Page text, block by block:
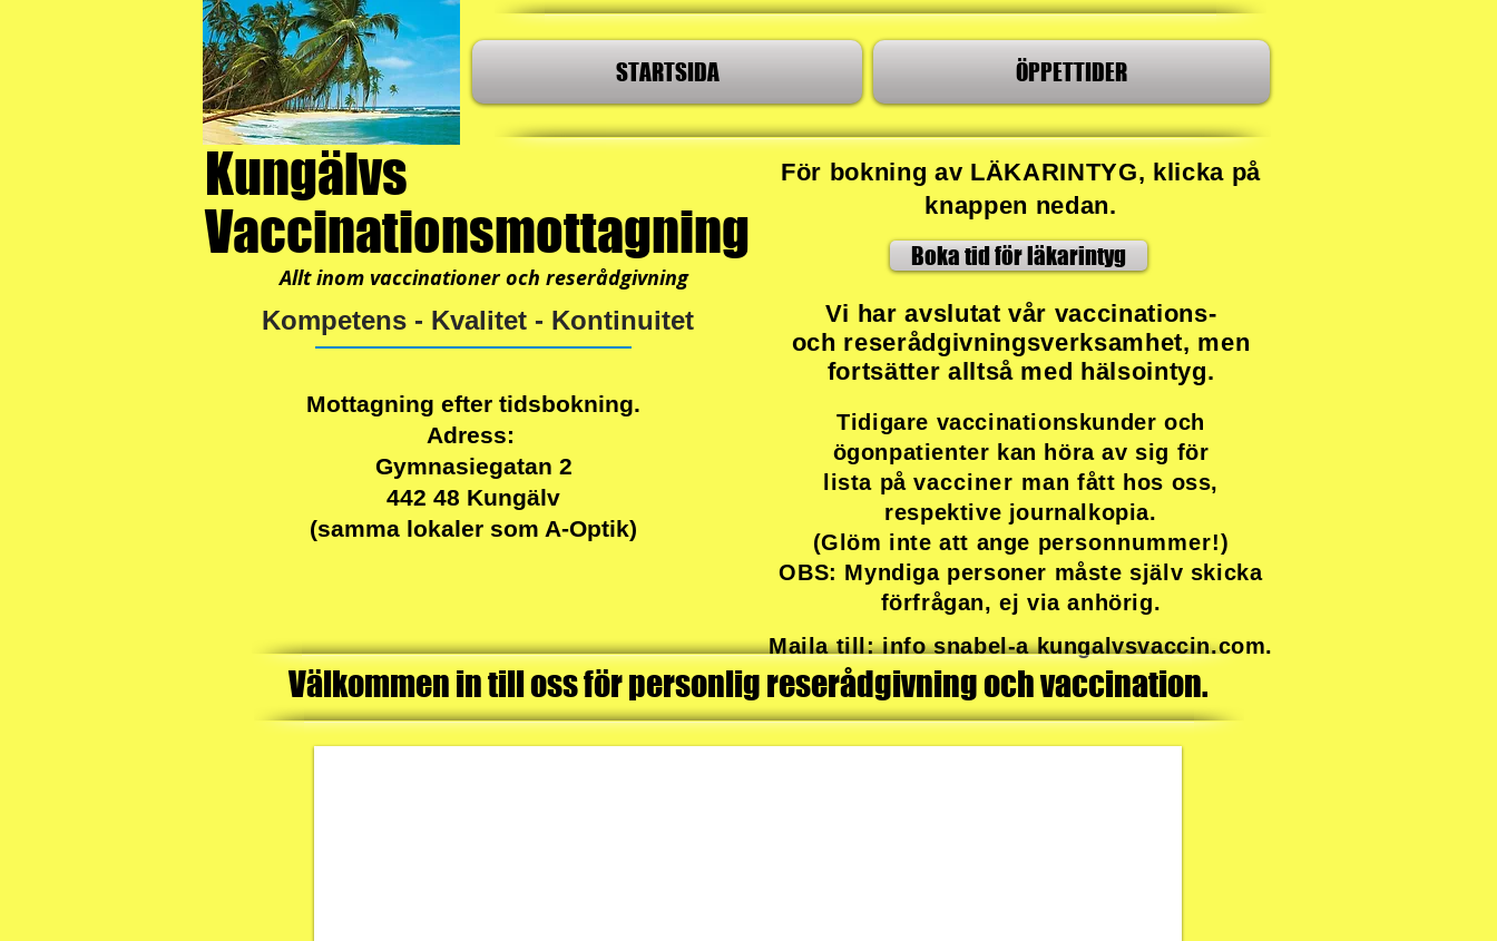
STARTSIDA ÖPPETTIDER
Kungälvs
Vaccinationsmottagning
Allt inom vaccinationer och reserådgivning
Kompetens - Kvalitet - Kontinuitet
För bokning av LÄKARINTYG, klicka på
knappen nedan.
Vi har avslutat vår vaccinations-
och reserådgivningsverksamhet, men
fortsätter alltså med hälsointyg.
Tidigare vaccinationskunder och
ögonpatienter kan höra av sig för
lista påvacciner man fått hos oss,
respektive journalkopia.
(Glöm inte att ange personnummer!)
OBS: Myndiga personer måste själv skicka
förfrågan, ej via anhörig.
Maila till: info snabel-a kungalvsvaccin.com.
Boka tid för läkarintyg
Mottagning efter tidsbokning.
Adress:
Gymnasiegatan 2
442 48 Kungälv
(samma lokaler som A-Optik)
Välkommen in till oss för personlig reserådgivning och vaccination.